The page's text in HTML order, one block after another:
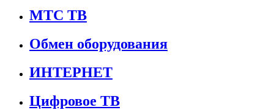
МТС ТВ
Обмен оборудования
ИНТЕРНЕТ
Цифровое ТВ